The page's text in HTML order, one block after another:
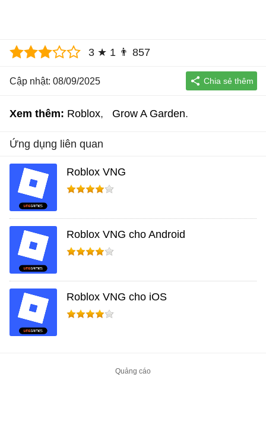
3 ★ 1 👨 857
Cập nhật: 08/09/2025
Xem thêm: Roblox Grow A Garden
Ứng dụng liên quan
Roblox VNG
Roblox VNG cho Android
Roblox VNG cho iOS